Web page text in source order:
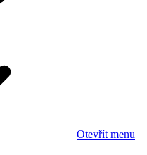
Otevřít menu